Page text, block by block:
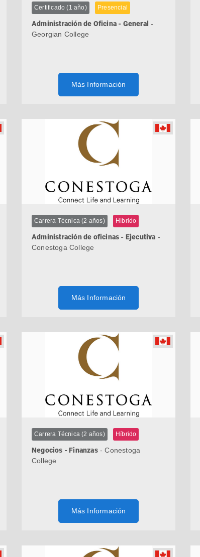
Certificado (1 año) Presencial
Administración de Oficina - General -
Georgian College
Más Información
Carrera Técnica (2 años) Híbrido
Administración de oficinas - Ejecutiva -
Conestoga College
Más Información
Carrera Técnica (2 años) Híbrido
Negocios - Finanzas- Conestoga
College
Más Información